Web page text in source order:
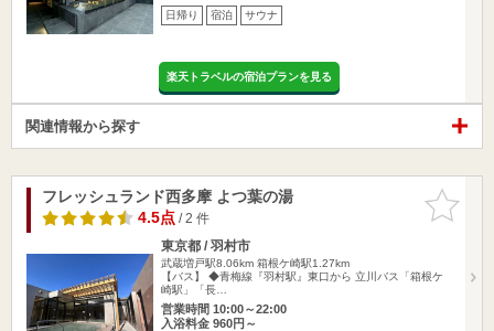
日帰り 宿泊 サウナ
楽天トラベルの宿泊プランを見る
関連情報から探す
お気に入
りに追加
フレッシュランド西多摩 よつ葉の湯
4.5点/ 2 件
東京都 / 羽村市
武蔵増戸駅8.06km 箱根ケ崎駅1.27km
【バス】 ◆青梅線『羽村駅』東口から 立川バス「箱根ケ
崎駅」「長…
営業時間 10:00～22:00
入浴料金 960円～